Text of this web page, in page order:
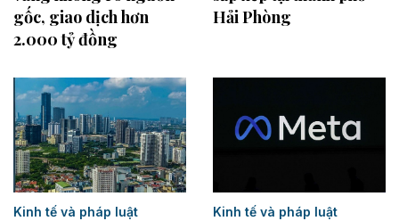
gốc, giao dịch hơn
2.000 tỷ đồng
Hải Phòng
Kinh tế và pháp luật Kinh tế và pháp luật